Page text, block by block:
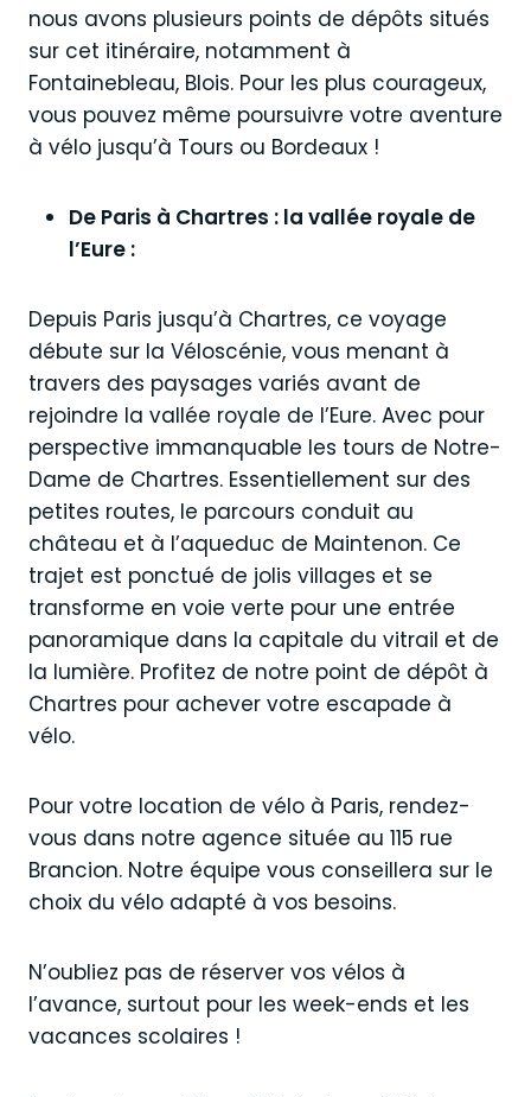
nous avons plusieurs points de dépôts situés
sur cet itinéraire, notamment à
Fontainebleau, Blois. Pour les plus courageux,
vous pouvez même poursuivre votre aventure
à vélo jusqu’à Tours ou Bordeaux !
De Paris à Chartres : la vallée royale de
l’Eure :
Depuis Paris jusqu’à Chartres, ce voyage
débute sur la Véloscénie, vous menant à
travers des paysages variés avant de
rejoindre la vallée royale de l’Eure. Avec pour
perspective immanquable les tours de Notre-
Dame de Chartres. Essentiellement sur des
petites routes, le parcours conduit au
château et à l’aqueduc de Maintenon. Ce
trajet est ponctué de jolis villages et se
transforme en voie verte pour une entrée
panoramique dans la capitale du vitrail et de
la lumière. Profitez de notre point de dépôt à
Chartres pour achever votre escapade à
vélo.
Pour votre location de vélo à Paris, rendez-
vous dans notre agence située au 115 rue
Brancion. Notre équipe vous conseillera sur le
choix du vélo adapté à vos besoins.
N’oubliez pas de réserver vos vélos à
l’avance, surtout pour les week-ends et les
vacances scolaires !